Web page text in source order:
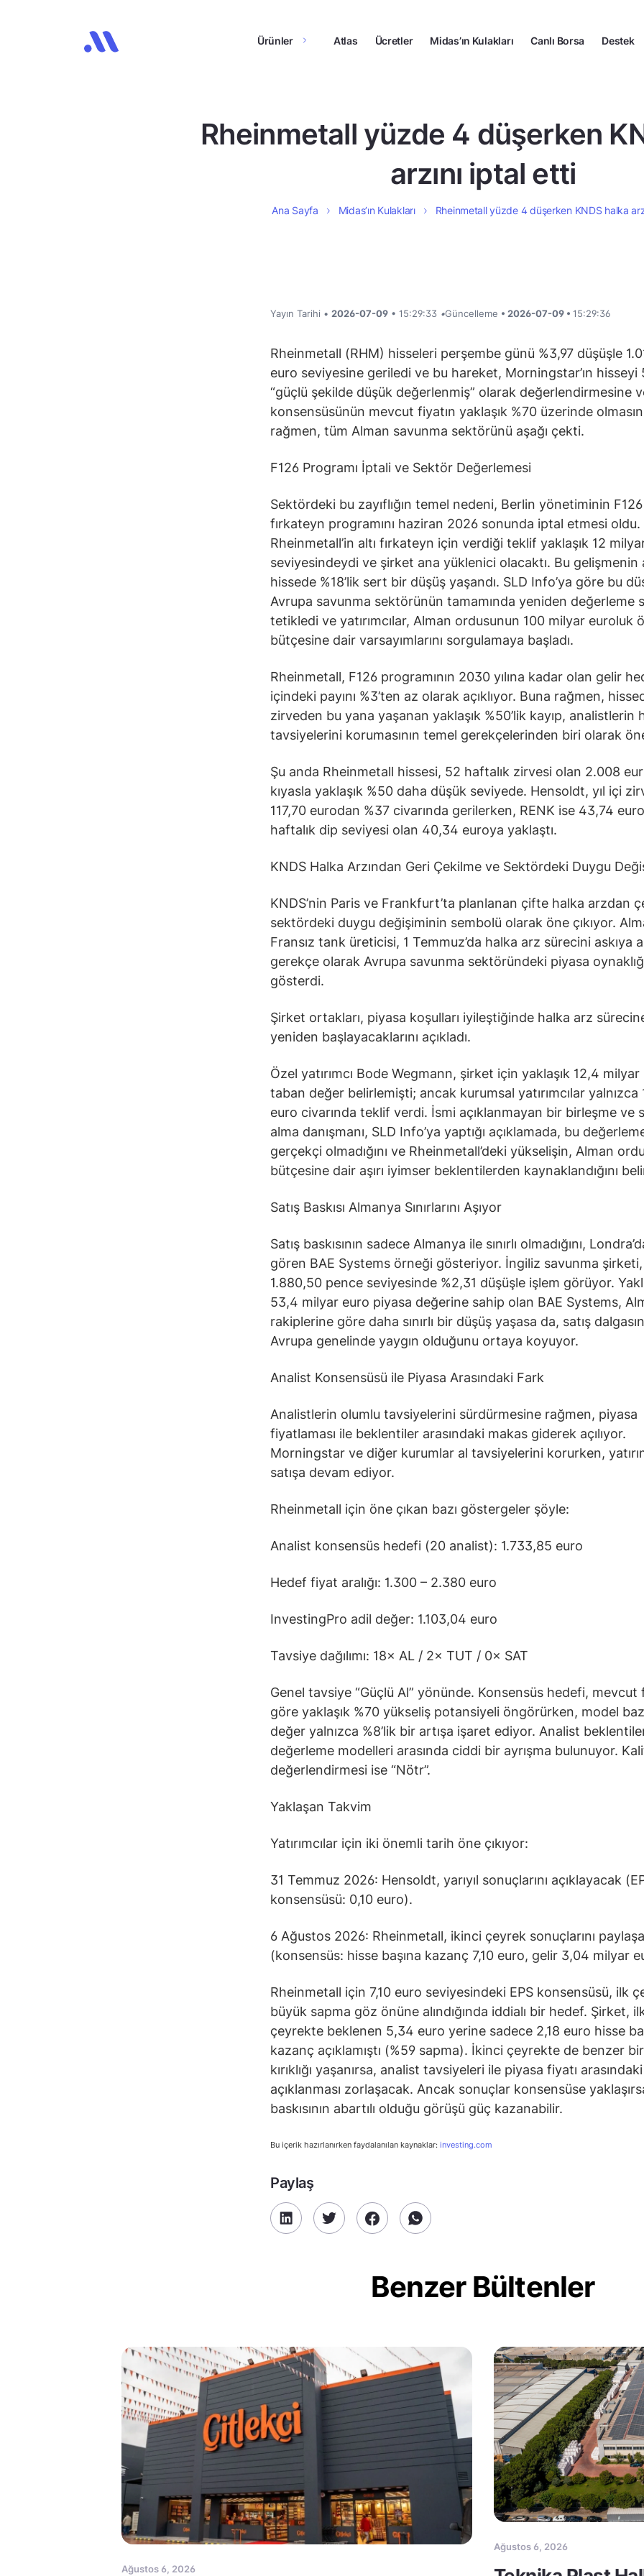
Ürünler Atlas Ücretler Midas’ın Kulakları Canlı Borsa Destek
Rheinmetall yüzde 4 düşerken
arzını iptal etti
Ana Sayfa Midas’ın Kulakları Rheinmetall yüzde 4 düşerken KNDS halka
Yayın Tarihi • 2026-07-09 • 15:29:33 •Güncelleme • 2026-07-09 • 15:29:36
Rheinmetall (RHM) hisseleri perşembe günü %3,97 düşüşle
euro seviyesine geriledi ve bu hareket, Morningstar’ın hisseyi
“güçlü şekilde düşük değerlenmiş” olarak değerlendirmesine
konsensüsünün mevcut fiyatın yaklaşık %70 üzerinde
rağmen, tüm Alman savunma sektörünü aşağı çekti.
F126 Programı İptali ve Sektör Değerlemesi
Sektördeki bu zayıflığın temel nedeni, Berlin yönetiminin F126
fırkateyn programını haziran 2026 sonunda iptal etmesi oldu.
Rheinmetall’in altı fırkateyn için verdiği teklif yaklaşık 12
seviyesindeydi ve şirket ana yüklenici olacaktı. Bu gelişmenin
hissede %18’lik sert bir düşüş yaşandı. SLD Info’ya göre bu
Avrupa savunma sektörünün tamamında yeniden değerleme
tetikledi ve yatırımcılar, Alman ordusunun 100 milyar euroluk
bütçesine dair varsayımlarını sorgulamaya başladı.
Rheinmetall, F126 programının 2030 yılına kadar olan gelir
içindeki payını %3’ten az olarak açıklıyor. Buna rağmen,
zirveden bu yana yaşanan yaklaşık %50’lik kayıp, analistlerin
tavsiyelerini korumasının temel gerekçelerinden biri olarak
Şu anda Rheinmetall hissesi, 52 haftalık zirvesi olan 2.008
kıyasla yaklaşık %50 daha düşük seviyede. Hensoldt, yıl içi
117,70 eurodan %37 civarında gerilerken, RENK ise 43,74
haftalık dip seviyesi olan 40,34 euroya yaklaştı.
KNDS Halka Arzından Geri Çekilme ve Sektördeki Duygu
KNDS’nin Paris ve Frankfurt’ta planlanan çifte halka arzdan
sektördeki duygu değişiminin sembolü olarak öne çıkıyor.
Fransız tank üreticisi, 1 Temmuz’da halka arz sürecini askıya
gerekçe olarak Avrupa savunma sektöründeki piyasa
gösterdi.
Şirket ortakları, piyasa koşulları iyileştiğinde halka arz
yeniden başlayacaklarını açıkladı.
Özel yatırımcı Bode Wegmann, şirket için yaklaşık 12,4 milyar
taban değer belirlemişti; ancak kurumsal yatırımcılar yalnızca
euro civarında teklif verdi. İsmi açıklanmayan bir birleşme ve
alma danışmanı, SLD Info’ya yaptığı açıklamada, bu
gerçekçi olmadığını ve Rheinmetall’deki yükselişin, Alman
bütçesine dair aşırı iyimser beklentilerden kaynaklandığını
Satış Baskısı Almanya Sınırlarını Aşıyor
Satış baskısının sadece Almanya ile sınırlı olmadığını,
gören BAE Systems örneği gösteriyor. İngiliz savunma şirketi,
1.880,50 pence seviyesinde %2,31 düşüşle işlem görüyor.
53,4 milyar euro piyasa değerine sahip olan BAE Systems,
rakiplerine göre daha sınırlı bir düşüş yaşasa da, satış
Avrupa genelinde yaygın olduğunu ortaya koyuyor.
Analist Konsensüsü ile Piyasa Arasındaki Fark
Analistlerin olumlu tavsiyelerini sürdürmesine rağmen, piyasa
fiyatlaması ile beklentiler arasındaki makas giderek açılıyor.
Morningstar ve diğer kurumlar al tavsiyelerini korurken,
satışa devam ediyor.
Rheinmetall için öne çıkan bazı göstergeler şöyle:
Analist konsensüs hedefi (20 analist): 1.733,85 euro
Hedef fiyat aralığı: 1.300 – 2.380 euro
InvestingPro adil değer: 1.103,04 euro
Tavsiye dağılımı: 18× AL / 2× TUT / 0× SAT
Genel tavsiye “Güçlü Al” yönünde. Konsensüs hedefi, mevcut
göre yaklaşık %70 yükseliş potansiyeli öngörürken, model
değer yalnızca %8’lik bir artışa işaret ediyor. Analist
değerleme modelleri arasında ciddi bir ayrışma bulunuyor.
değerlendirmesi ise “Nötr”.
Yaklaşan Takvim
Yatırımcılar için iki önemli tarih öne çıkıyor:
31 Temmuz 2026: Hensoldt, yarıyıl sonuçlarını açıklayacak
konsensüsü: 0,10 euro).
6 Ağustos 2026: Rheinmetall, ikinci çeyrek sonuçlarını
(konsensüs: hisse başına kazanç 7,10 euro, gelir 3,04 milyar
Rheinmetall için 7,10 euro seviyesindeki EPS konsensüsü, ilk
büyük sapma göz önüne alındığında iddialı bir hedef. Şirket,
çeyrekte beklenen 5,34 euro yerine sadece 2,18 euro hisse
kazanç açıklamıştı (%59 sapma). İkinci çeyrekte de benzer
kırıklığı yaşanırsa, analist tavsiyeleri ile piyasa fiyatı
açıklanması zorlaşacak. Ancak sonuçlar konsensüse
baskısının abartılı olduğu görüşü güç kazanabilir.
Bu içerik hazırlanırken faydalanılan kaynaklar: investing.com
Paylaş
Benzer Bültenler
Ağustos 6, 2026
Ağustos 6, 2026